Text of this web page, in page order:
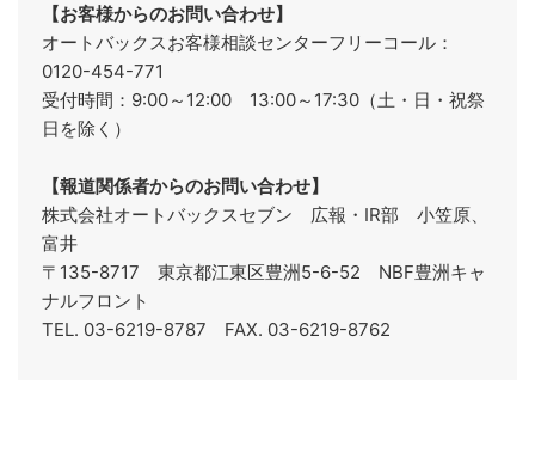
【お客様からのお問い合わせ】
オートバックスお客様相談センターフリーコール：
0120-454-771
受付時間：9:00～12:00 13:00～17:30（土・日・祝祭
日を除く）
【報道関係者からのお問い合わせ】
株式会社オートバックスセブン 広報・IR部 小笠原、
富井
〒135-8717 東京都江東区豊洲5-6-52 NBF豊洲キャ
ナルフロント
TEL. 03-6219-8787 FAX. 03-6219-8762